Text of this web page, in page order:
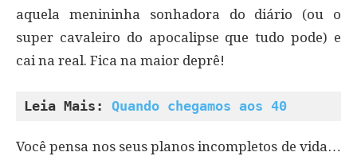
aquela menininha sonhadora do diário (ou o
super cavaleiro do apocalipse que tudo pode) e
cai na real. Fica na maior deprê!
Leia Mais: Quando chegamos aos 40
Você pensa nos seus planos incompletos de vida…